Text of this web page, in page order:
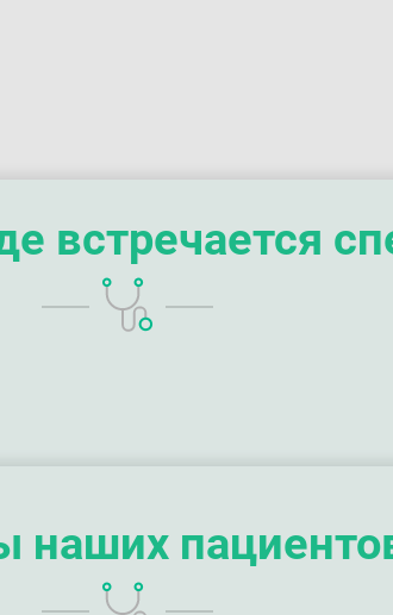
встречается
наших